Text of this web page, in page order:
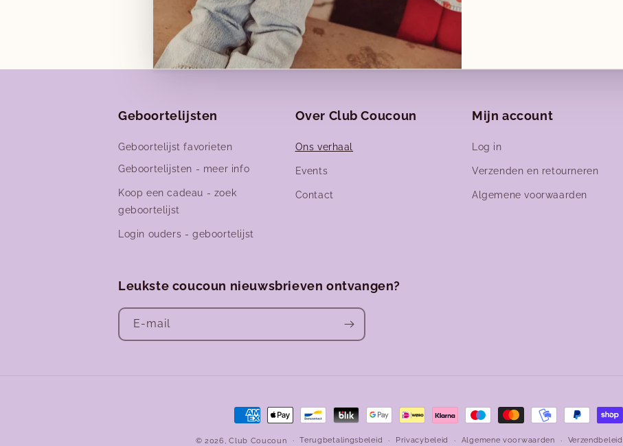
Geboortelijsten
Geboortelijst favorieten
Geboortelijsten - meer info
Koop een cadeau - zoek
geboortelijst
Login ouders - geboortelijst
Over Club Coucoun
Ons verhaal
Events
Contact
Mijn account
Log in
Verzenden en retourneren
Algemene voorwaarden
Leukste coucoun nieuwsbrieven ontvangen?
E‑mail
Betaalmethoden
© 2026,Club Coucoun Terugbetalingsbeleid Privacybeleid Algemene voorwaarden Verzendbeleid